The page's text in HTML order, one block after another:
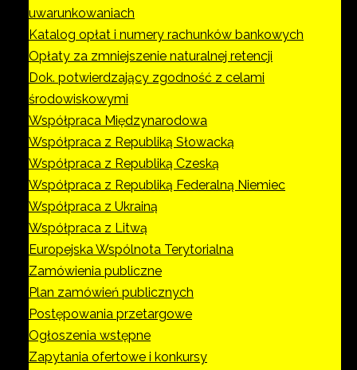
uwarunkowaniach
Katalog opłat i numery rachunków bankowych
Opłaty za zmniejszenie naturalnej retencji
Dok. potwierdzający zgodność z celami
środowiskowymi
Współpraca Międzynarodowa
Współpraca z Republiką Słowacką
Współpraca z Republiką Czeską
Współpraca z Republiką Federalną Niemiec
Współpraca z Ukrainą
Współpraca z Litwą
Europejska Wspólnota Terytorialna
Zamówienia publiczne
Plan zamówień publicznych
Postępowania przetargowe
Ogłoszenia wstępne
Zapytania ofertowe i konkursy